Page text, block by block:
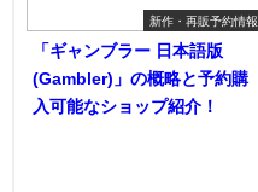
新作・再販予約情報
「ギャンブラー 日本語版
(Gambler)」の概略と予約購
入可能なショップ紹介！